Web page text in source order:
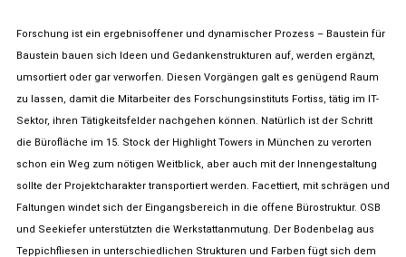
Forschung ist ein ergebnisoffener und dynamischer Prozess – Baustein für
Baustein bauen sich Ideen und Gedankenstrukturen auf, werden ergänzt,
umsortiert oder gar verworfen. Diesen Vorgängen galt es genügend Raum
zu lassen, damit die Mitarbeiter des Forschungsinstituts Fortiss, tätig im IT-
Sektor, ihren Tätigkeitsfelder nachgehen können. Natürlich ist der Schritt
die Bürofläche im 15. Stock der Highlight Towers in München zu verorten
schon ein Weg zum nötigen Weitblick, aber auch mit der Innengestaltung
sollte der Projektcharakter transportiert werden. Facettiert, mit schrägen und
Faltungen windet sich der Eingangsbereich in die offene Bürostruktur. OSB
und Seekiefer unterstützten die Werkstattanmutung. Der Bodenbelag aus
Teppichfliesen in unterschiedlichen Strukturen und Farben fügt sich dem